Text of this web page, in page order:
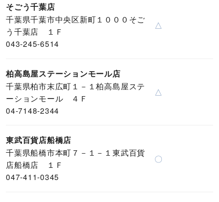
そごう千葉店
千葉県千葉市中央区新町１０００そご
う千葉店 １Ｆ
043-245-6514
△
柏高島屋ステーションモール店
千葉県柏市末広町１－１柏高島屋ステ
ーションモール ４Ｆ
04-7148-2344
△
東武百貨店船橋店
千葉県船橋市本町７－１－１東武百貨
店船橋店 １Ｆ
047-411-0345
〇